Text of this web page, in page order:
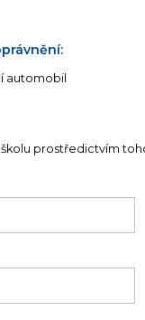
automobil
prostředictvím